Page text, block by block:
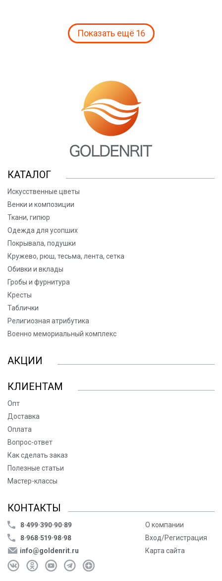
Показать ещё 16
КАТАЛОГ
Искусственные цветы
Венки и композиции
Ткани, гипюр
Одежда для усопших
Покрывала, подушки
Кружево, рюш, тесьма, лента, сетка
Обивки и вклады
Гробы и фурнитура
Кресты
Таблички
Религиозная атрибутика
Военно мемориальный комплекс
АКЦИИ
КЛИЕНТАМ
Опт
Доставка
Оплата
Вопрос-ответ
Как сделать заказ
Полезные статьи
Мастер-классы
КОНТАКТЫ
8·499·390·90·89
8·968·519·98·98
info@goldenrit.ru
О компании
Вход/Регистрация
Карта сайта